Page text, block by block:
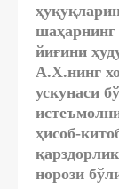
шаҳарнинг
йиғини
А.Х.нинг
ускунаси
ҳисоб-
норози